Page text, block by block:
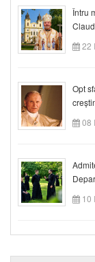
Întru
22
Opt
08
10